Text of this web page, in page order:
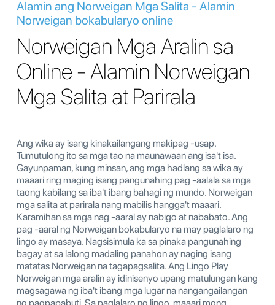
Alamin ang Norweigan Mga Salita - Alamin
Norweigan bokabularyo online
Norweigan Mga Aralin sa
Online - Alamin Norweigan
Mga Salita at Parirala
Ang wika ay isang kinakailangang makipag -usap.
Tumutulong ito sa mga tao na maunawaan ang isa't isa.
Gayunpaman, kung minsan, ang mga hadlang sa wika ay
maaari ring maging isang pangunahing pag -aalala sa mga
taong kabilang sa iba't ibang bahagi ng mundo. Norweigan
mga salita at parirala nang mabilis hangga't maaari.
Karamihan sa mga nag -aaral ay nabigo at nababato. Ang
pag -aaral ng Norweigan bokabularyo na may paglalaro ng
lingo ay masaya. Nagsisimula ka sa pinaka pangunahing
bagay at sa lalong madaling panahon ay naging isang
matatas Norweigan na tagapagsalita. Ang Lingo Play
Norweigan mga aralin ay idinisenyo upang matulungan kang
magsagawa ng iba't ibang mga lugar na nangangailangan